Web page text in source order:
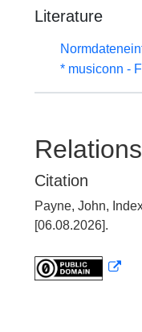
Literature
* musiconn -
Relations
Citation
Payne, John,
[06.08.2026].